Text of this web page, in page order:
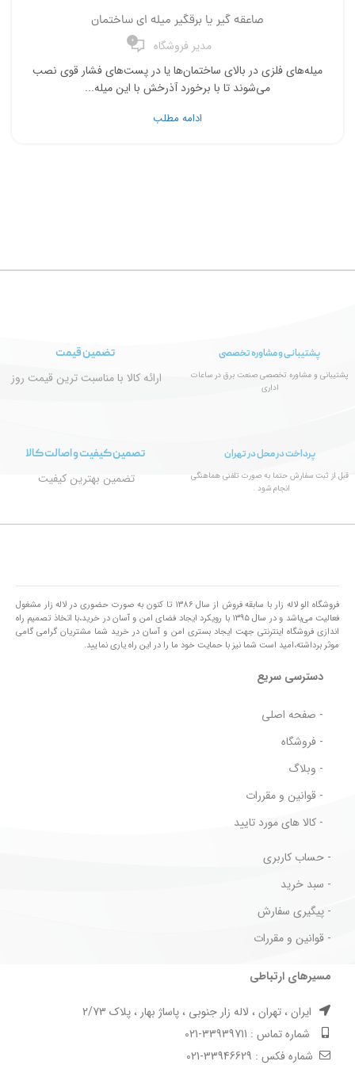
صاعقه گیر یا برقگیر میله ای ساختمان
مدیر فروشگاه 0
میله‌های فلزی در بالای ساختمان‌ها یا در پست‌های فشار قوی نصب
می‌شوند تا با برخورد آذرخش با این میله‌...
ادامه مطلب
پشتیبانی و مشاوره تخصصی
پشتیبانی و مشاوره تخصصی صنعت برق در ساعات
اداری
تضمین قیمت
ارائه کالا با مناسبت ترین قیمت روز
پرداخت در محل در تهران
قبل از ثبت سفارش حتما به صورت تلفنی هماهنگی
انجام شود .
تصمین کیفیت و اصالت کالا
تضمین بهترین کیفیت
فروشگاه الو لاله زار با سابقه فروش از سال ۱۳۸۶ تا کنون به صورت حضوری در لاله زار مشغول
فعالیت می‌باشد و در سال ۱۳۹۵ با رویکرد ایجاد فضای امن و آسان در خرید،با اتخاذ تصمیم راه
اندازی فروشگاه اینترنتی جهت ایجاد بستری امن و آسان در خرید شما مشتریان گرامی گامی
موثر برداشته،امید است شما نیز با حمایت خود ما را در این راه یاری نمایید.
دسترسی سریع
- صفحه اصلی
- فروشگاه
- وبلاگ
- قوانین و مقررات
- کالا های مورد تایید
- حساب کاربری
- سبد خرید
- پیگیری سفارش
- قوانین و مقررات
مسیرهای ارتباطی
ایران ، تهران ، لاله زار جنوبی ، پاساژ بهار ، پلاک 2/73
شماره تماس : 33939711-021
شماره فکس : 33946629-021